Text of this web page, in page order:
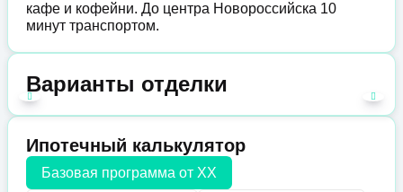
кафе и кофейни. До центра Новороссийска 10
минут транспортом.
Варианты отделки
Ипотечный калькулятор
Базовая программа от XX